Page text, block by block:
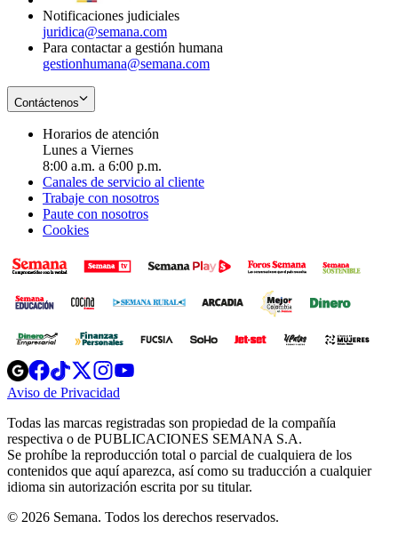
Notificaciones judiciales
juridica@semana.com
Para contactar a gestión humana
gestionhumana@semana.com
Contáctenos
Horarios de atención
Lunes a Viernes
8:00 a.m. a 6:00 p.m.
Canales de servicio al cliente
Trabaje con nosotros
Paute con nosotros
Cookies
Opens
in
new
Opens
in
new
Opens
in
new
window
Opens
new
windowwindow
Aviso de Privacidad
new
window
Todas las marcas registradas son propiedad de la compañía
respectiva o de PUBLICACIONES SEMANA S.A.
Se prohíbe la reproducción total o parcial de cualquiera de los
contenidos que aquí aparezca, así como su traducción a cualquier
idioma sin autorización escrita por su titular.
© 2026 Semana. Todos los derechos reservados.